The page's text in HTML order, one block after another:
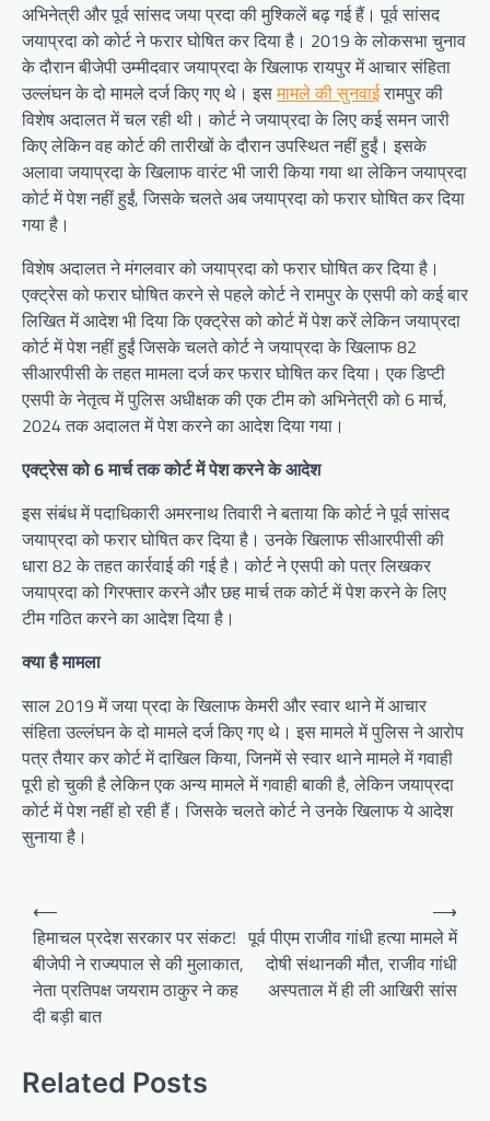
अभिनेत्री और पूर्व सांसद जया प्रदा की मुश्किलें बढ़ गई हैं। पूर्व सांसद
जयाप्रदा को कोर्ट ने फरार घोषित कर दिया है। 2019 के लोकसभा चुनाव
के दौरान बीजेपी उम्मीदवार जयाप्रदा के खिलाफ रायपुर में आचार संहिता
उल्लंघन के दो मामले दर्ज किए गए थे। इसमामले की सुनवाईरामपुर की
विशेष अदालत में चल रही थी। कोर्ट ने जयाप्रदा के लिए कई समन जारी
किए लेकिन वह कोर्ट की तारीखों के दौरान उपस्थित नहीं हुईं। इसके
अलावा जयाप्रदा के खिलाफ वारंट भी जारी किया गया था लेकिन जयाप्रदा
कोर्ट में पेश नहीं हुईं, जिसके चलते अब जयाप्रदा को फरार घोषित कर दिया
गया है।
विशेष अदालत ने मंगलवार को जयाप्रदा को फरार घोषित कर दिया है।
एक्ट्रेस को फरार घोषित करने से पहले कोर्ट ने रामपुर के एसपी को कई बार
लिखित में आदेश भी दिया कि एक्ट्रेस को कोर्ट में पेश करें लेकिन जयाप्रदा
कोर्ट में पेश नहीं हुईं जिसके चलते कोर्ट ने जयाप्रदा के खिलाफ 82
सीआरपीसी के तहत मामला दर्ज कर फरार घोषित कर दिया। एक डिप्टी
एसपी के नेतृत्व में पुलिस अधीक्षक की एक टीम को अभिनेत्री को 6 मार्च,
2024 तक अदालत में पेश करने का आदेश दिया गया।
एक्ट्रेस को 6 मार्च तक कोर्ट में पेश करने के आदेश
इस संबंध में पदाधिकारी अमरनाथ तिवारी ने बताया कि कोर्ट ने पूर्व सांसद
जयाप्रदा को फरार घोषित कर दिया है। उनके खिलाफ सीआरपीसी की
धारा 82 के तहत कार्रवाई की गई है। कोर्ट ने एसपी को पत्र लिखकर
जयाप्रदा को गिरफ्तार करने और छह मार्च तक कोर्ट में पेश करने के लिए
टीम गठित करने का आदेश दिया है।
क्या है मामला
साल 2019 में जया प्रदा के खिलाफ केमरी और स्वार थाने में आचार
संहिता उल्लंघन के दो मामले दर्ज किए गए थे। इस मामले में पुलिस ने आरोप
पत्र तैयार कर कोर्ट में दाखिल किया, जिनमें से स्वार थाने मामले में गवाही
पूरी हो चुकी है लेकिन एक अन्य मामले में गवाही बाकी है, लेकिन जयाप्रदा
कोर्ट में पेश नहीं हो रही हैं। जिसके चलते कोर्ट ने उनके खिलाफ ये आदेश
सुनाया है।
Post
navigation
⟵
हिमाचल प्रदेश सरकार पर संकट!
बीजेपी ने राज्यपाल से की मुलाकात,
नेता प्रतिपक्ष जयराम ठाकुर ने कह
दी बड़ी बात
पूर्व पीएम राजीव गांधी हत्या मामले में
दोषी संथानकी मौत, राजीव गांधी
अस्पताल में ही ली आखिरी सांस
⟶
Related Posts